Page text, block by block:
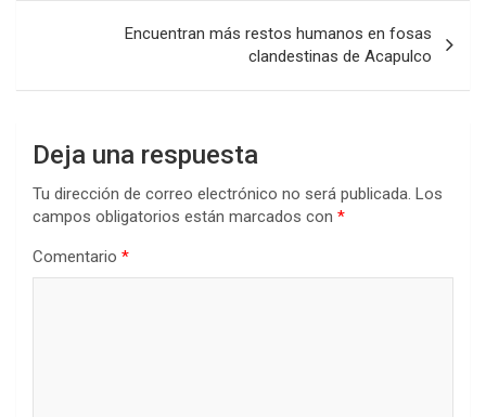
Encuentran más restos humanos en fosas
clandestinas de Acapulco
Deja una respuesta
Tu dirección de correo electrónico no será publicada. Los
campos obligatorios están marcados con *
Comentario *